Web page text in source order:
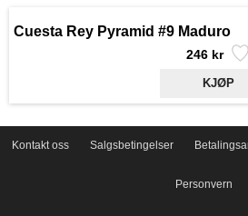
Cuesta Rey Pyramid #9 Maduro
246 kr
Kontakt oss Salgsbetingelser
Personvern